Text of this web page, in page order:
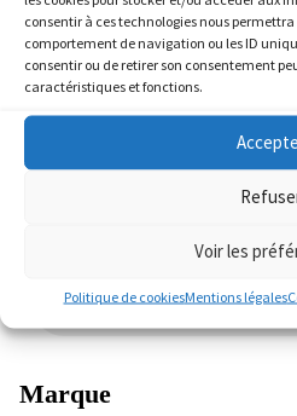
consentir à ces technologies nous
comportement de navigation ou les ID
consentir ou de retirer son consentement
caractéristiques et fonctions.
Voir les
Politique de cookiesMentions légales
AJOUTER AU PANIER
produits
Marque